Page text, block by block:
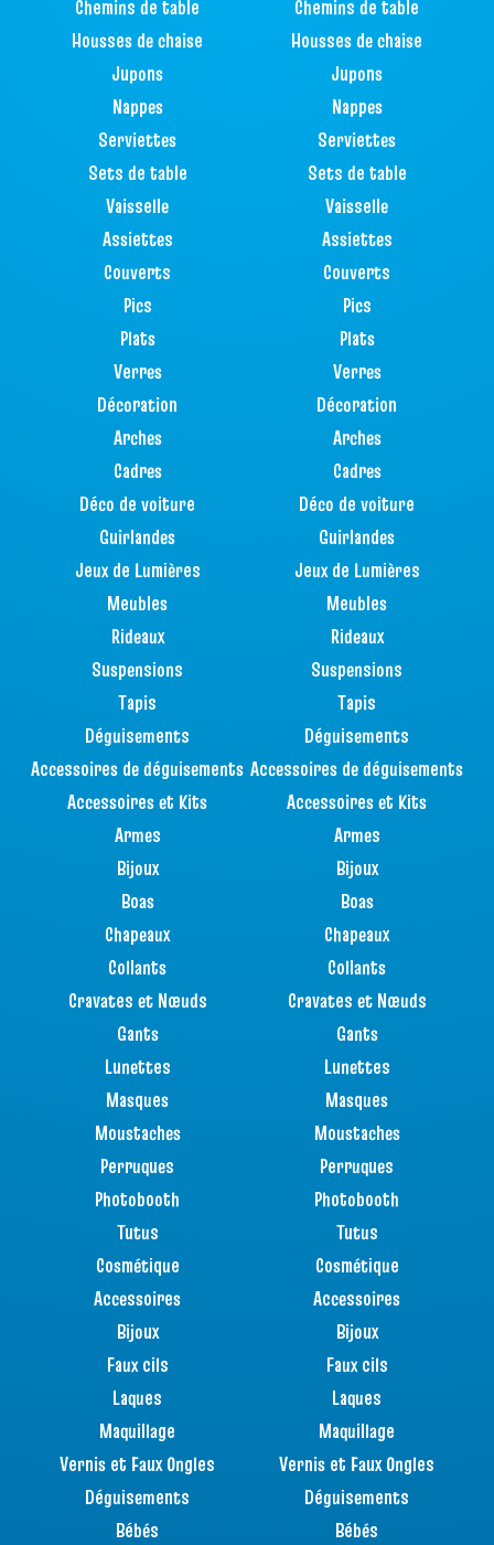
Chemins de table
Housses de chaise
Jupons
Nappes
Serviettes
Sets de table
Vaisselle
Assiettes
Couverts
Pics
Plats
Verres
Décoration
Arches
Cadres
Déco de voiture
Guirlandes
Jeux de Lumières
Meubles
Rideaux
Suspensions
Tapis
Déguisements
Accessoires de déguisements
Accessoires et Kits
Armes
Bijoux
Boas
Chapeaux
Collants
Cravates et Nœuds
Gants
Lunettes
Masques
Moustaches
Perruques
Photobooth
Tutus
Cosmétique
Accessoires
Bijoux
Faux cils
Laques
Maquillage
Vernis et Faux Ongles
Déguisements
Bébés
Chemins de table
Housses de chaise
Jupons
Nappes
Serviettes
Sets de table
Vaisselle
Assiettes
Couverts
Pics
Plats
Verres
Décoration
Arches
Cadres
Déco de voiture
Guirlandes
Jeux de Lumières
Meubles
Rideaux
Suspensions
Tapis
Déguisements
Accessoires de déguisements
Accessoires et Kits
Armes
Bijoux
Boas
Chapeaux
Collants
Cravates et Nœuds
Gants
Lunettes
Masques
Moustaches
Perruques
Photobooth
Tutus
Cosmétique
Accessoires
Bijoux
Faux cils
Laques
Maquillage
Vernis et Faux Ongles
Déguisements
Bébés